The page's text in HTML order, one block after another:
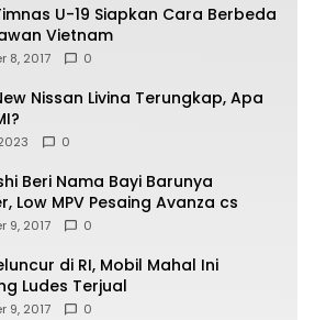
U-19 Siapkan Cara Berbeda
Vietnam
8, 2017 0
Nissan Livina Terungkap, Apa
0
Beri Nama Bayi Barunya
Low MPV Pesaing Avanza cs
9, 2017 0
di RI, Mobil Mahal Ini
Ludes Terjual
9, 2017 0